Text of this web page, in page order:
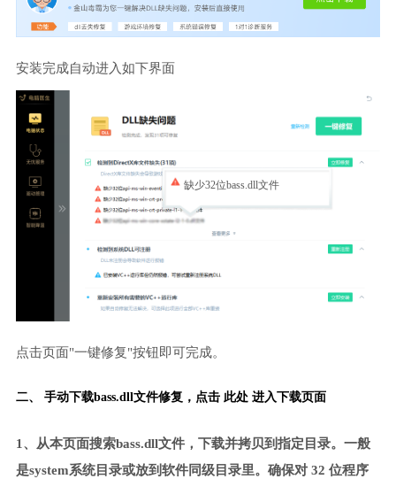
安装完成自动进入如下界面
缺少32位bass.dll文件
点击页面"一键修复"按钮即可完成。
二、 手动下载bass.dll文件修复， 点击 此处 进入下载页面
1、从本页面搜索bass.dll文件，下载并拷贝到指定目录。一般
是system系统目录或放到软件同级目录里。确保对 32 位程序